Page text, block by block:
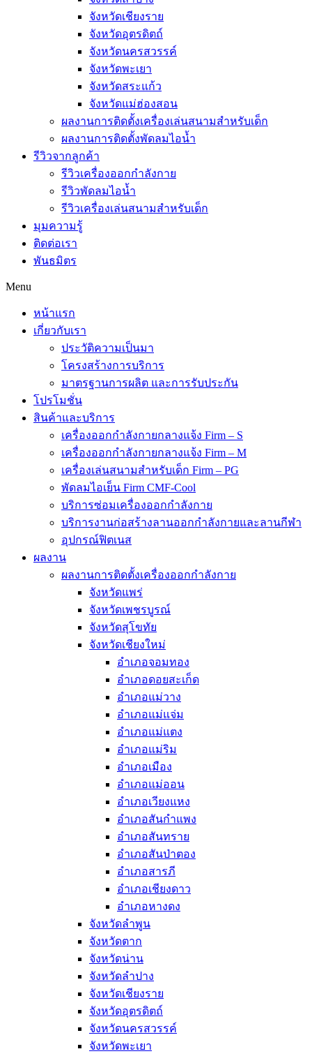
จังหวัดเชียงราย
จังหวัดอุตรดิตถ์
จังหวัดนครสวรรค์
จังหวัดพะเยา
จังหวัดสระแก้ว
จังหวัดแม่ฮ่องสอน
ผลงานการติดตั้งเครื่องเล่นสนามสำหรับเด็ก
ผลงานการติดตั้งพัดลมไอน้ำ
รีวิวจากลูกค้า
รีวิวเครื่องออกกำลังกาย
รีวิวพัดลมไอน้ำ
รีวิวเครื่องเล่นสนามสำหรับเด็ก
มุมความรู้
ติดต่อเรา
พันธมิตร
Menu
หน้าแรก
เกี่ยวกับเรา
ประวัติความเป็นมา
โครงสร้างการบริการ
มาตรฐานการผลิต และการรับประกัน
โปรโมชั่น
สินค้าและบริการ
เครื่องออกกำลังกายกลางแจ้ง Firm – S
เครื่องออกกำลังกายกลางแจ้ง Firm – M
เครื่องเล่นสนามสำหรับเด็ก Firm – PG
พัดลมไอเย็น Firm CMF-Cool
บริการซ่อมเครื่องออกกำลังกาย
บริการงานก่อสร้างลานออกกำลังกายและลานกีฬา
อุปกรณ์ฟิตเนส
ผลงาน
ผลงานการติดตั้งเครื่องออกกำลังกาย
จังหวัดแพร่
จังหวัดเพชรบูรณ์
จังหวัดสุโขทัย
จังหวัดเชียงใหม่
อำเภอจอมทอง
อำเภอดอยสะเก็ด
อำเภอแม่วาง
อำเภอแม่แจ่ม
อำเภอแม่แตง
อำเภอแม่ริม
อำเภอเมือง
อำเภอแม่ออน
อำเภอเวียงแหง
อำเภอสันกำแพง
อำเภอสันทราย
อำเภอสันป่าตอง
อำเภอสารภี
อำเภอเชียงดาว
อำเภอหางดง
จังหวัดลำพูน
จังหวัดตาก
จังหวัดน่าน
จังหวัดลำปาง
จังหวัดเชียงราย
จังหวัดอุตรดิตถ์
จังหวัดนครสวรรค์
จังหวัดพะเยา